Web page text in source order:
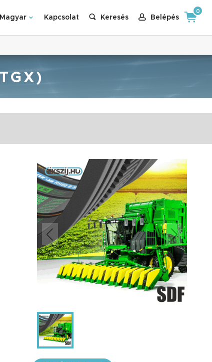
Magyar Kapcsolat Keresés Belépés
0